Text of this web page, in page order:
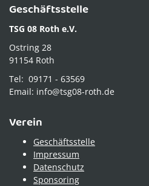
Geschäftsstelle
TSG 08 Roth e.V.
Ostring 28
91154 Roth
Tel: 09171 - 63569
Email: info@tsg08-roth.de
Verein
Geschäftsstelle
Impressum
Datenschutz
Sponsoring